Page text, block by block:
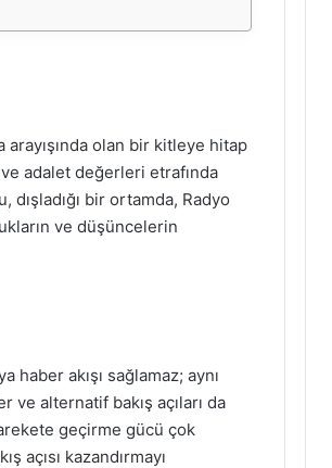
olan bir kitleye hitap
adalet değerleri etrafında
bir ortamda, Radyo
ve düşüncelerin
akışı sağlamaz; aynı
alternatif bakış açıları da
geçirme gücü çok
açısı kazandırmayı